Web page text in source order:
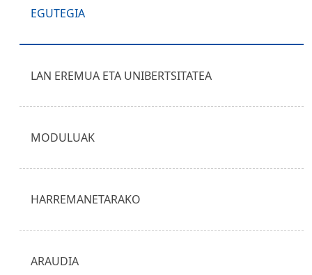
EGUTEGIA
LAN EREMUA ETA UNIBERTSITATEA
MODULUAK
HARREMANETARAKO
ARAUDIA